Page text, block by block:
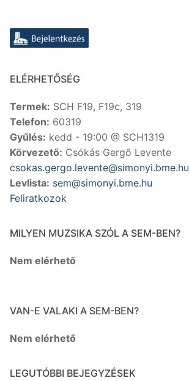
ELÉRHETŐSÉG
Termek: SCH F19, F19c, 319
Telefon: 60319
Gyűlés: kedd - 19:00 @ SCH1319
Körvezető: Csókás Gergő Levente
csokas.gergo.levente@simonyi.bme.hu
Levlista: sem@simonyi.bme.hu
Feliratkozok
MILYEN MUZSIKA SZÓL A SEM-BEN?
Nem elérhető
VAN-E VALAKI A SEM-BEN?
Nem elérhető
LEGUTÓBBI BEJEGYZÉSEK